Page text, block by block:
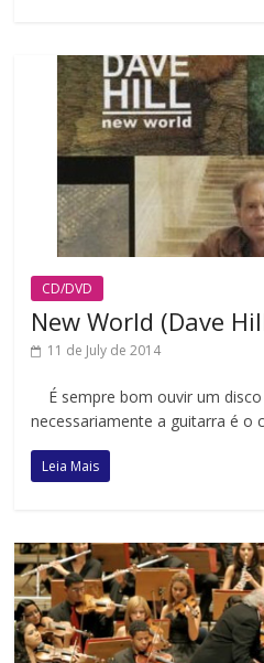
CD/DVD
New World (Dave
11 de July de 2014
É sempre bom ouvir um
necessariamente a guitarra é o
Leia Mais